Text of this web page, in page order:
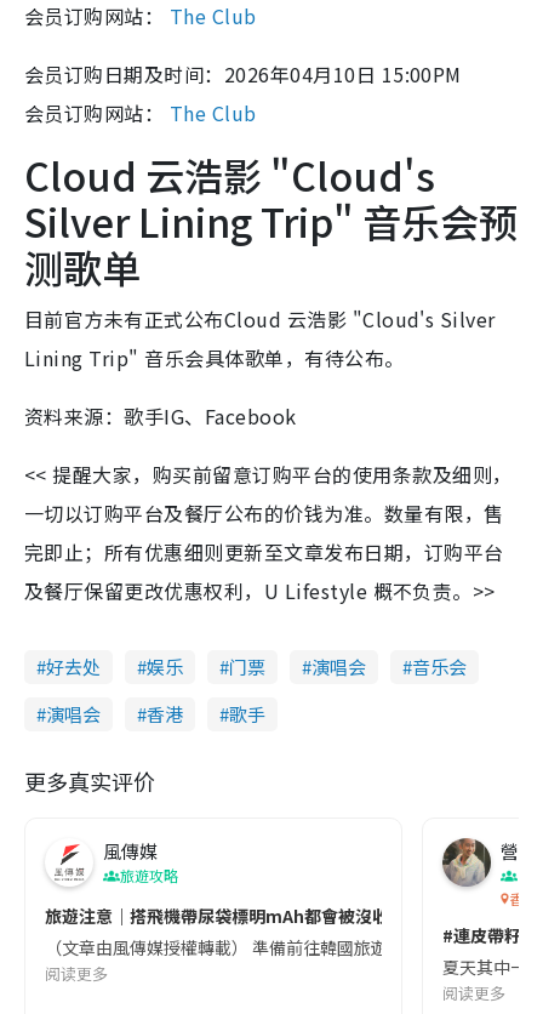
会员订购网站： The Club
会员订购日期及时间：2026年04月10日 15:00PM
会员订购网站： The Club
Cloud 云浩影 "Cloud's
Silver Lining Trip" 音乐会预
测歌单
目前官方未有正式公布Cloud 云浩影 "Cloud's Silver
Lining Trip" 音乐会具体歌单，有待公布。
资料来源：歌手IG、Facebook
<< 提醒大家，购买前留意订购平台的使用条款及细则，
一切以订购平台及餐厅公布的价钱为准。数量有限，售
完即止；所有优惠细则更新至文章发布日期，订购平台
及餐厅保留更改优惠权利，U Lifestyle 概不负责。>>
好去处 娱乐 门票 演唱会
音乐会
演唱会
香港 歌手
更多真实评价
風傳媒
旅遊攻略
旅遊注意｜搭飛機帶尿袋標明mAh都會被沒收😱出發前切記檢查
（文章由風傳媒授權轉載） 準備前往韓國旅遊的民眾，近期要
阅读更多
營養
香港
#連皮帶籽
夏天其中一
阅读更多